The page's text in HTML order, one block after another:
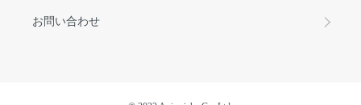
お問い合わせ